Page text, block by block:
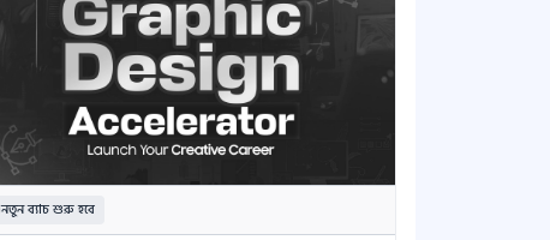
নতুন ব্যাচ শুরু হবে